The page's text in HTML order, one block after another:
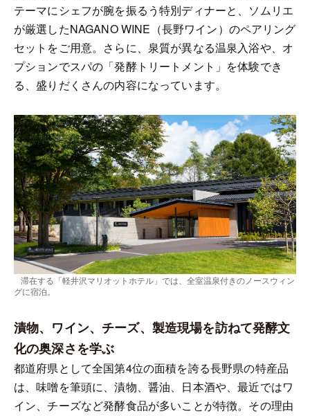
テーマにシェフが腕を振るう特別ディナーと、ソムリエ
が厳選したNAGANO WINE（長野ワイン）のペアリング
セットをご用意。さらに、泉質が異なる温泉入浴や、オ
プションでスパの「発酵トリートメント」を体験でき
る、盛りだくさんの内容になっています。
滞在する「軽井沢マリオットホテル」では、全室温泉付きのノースウィン
グに宿泊。
漬物、ワイン、チーズ、製造現場を訪ねて発酵文
化の奥深さを学ぶ
都道府県として全国第4位の面積を誇る長野県の特産品
は、味噌を筆頭に、漬物、醤油、日本酒や、最近ではワ
イン、チーズなど発酵食品が多いことが特徴。その理由